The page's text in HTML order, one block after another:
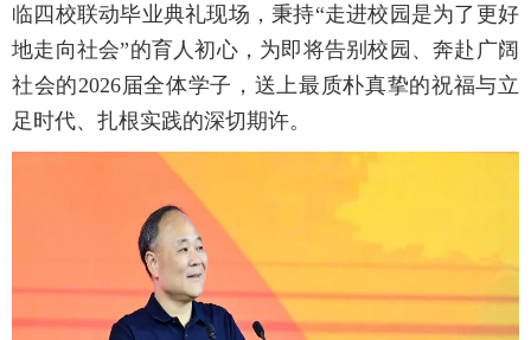
临四校联动毕业典礼现场，秉持“走进校园是为了更好
地走向社会”的育人初心，为即将告别校园、奔赴广阔
社会的2026届全体学子，送上最质朴真挚的祝福与立
足时代、扎根实践的深切期许。